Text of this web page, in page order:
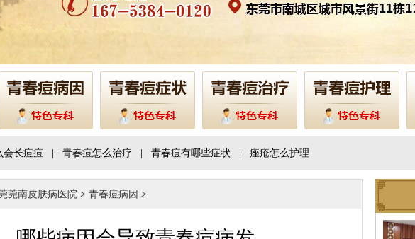
会长痘痘 青春痘怎么治疗 青春痘有哪些症状 痤疮怎么护理
莞南皮肤病医院 > 青春痘病因 >